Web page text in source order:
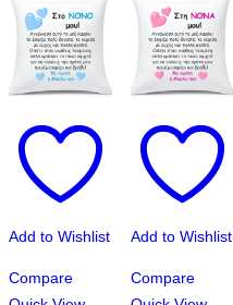
Add to Wishlist
Compare
Add to Wishlist
Compare